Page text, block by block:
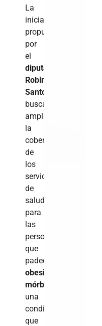
La
iniciativa,
propuesta
por
el
diputado
Robinson
Santos
busca
ampliar
la
cobertura
de
los
servicios
de
salud
para
las
personas
que
padecen
obesidad
mórbida
una
condición
que